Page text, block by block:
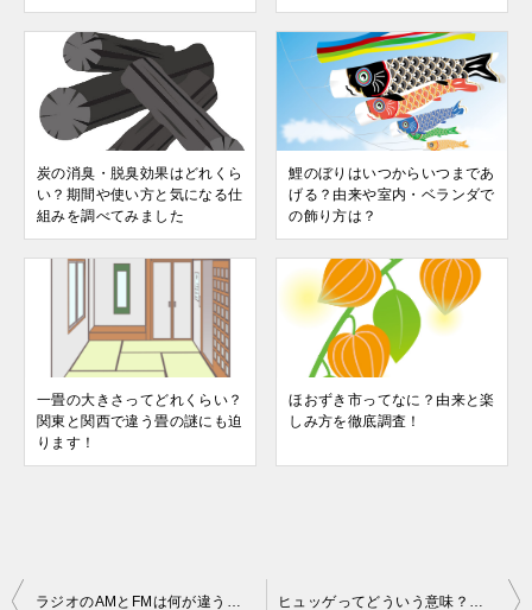
炭の消臭・脱臭効果はどれくら
い？期間や使い方と気になる仕
組みを調べてみました
鯉のぼりはいつからいつまであ
げる？由来や室内・ベランダで
の飾り方は？
一畳の大きさってどれくらい？
関東と関西で違う畳の謎にも迫
ります！
ほおずき市ってなに？由来と楽
しみ方を徹底調査！
投 ラジオのAMとFMは何が違うの？！音の違いはナゼ起きる？ ヒュッゲってどういう意味？世界一幸せな国のHyggeな教えとは！？